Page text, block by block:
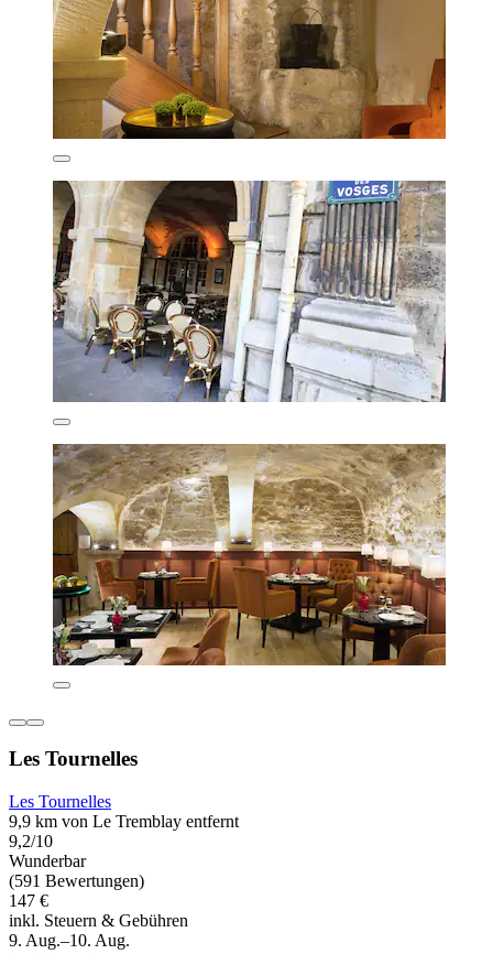
Les Tournelles
Les Tournelles
9,9 km von Le Tremblay entfernt
9,2/10
Wunderbar
(591 Bewertungen)
147 €
inkl. Steuern & Gebühren
9. Aug.–10. Aug.